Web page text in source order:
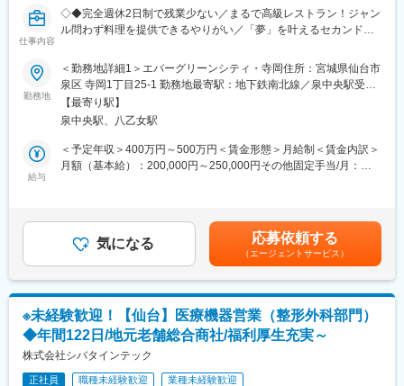
イエンス」の融合による独自のスタイルで新たなビジネスモデル
を確立し、広い視野を持って日本の医療の発展に貢献してきまし
スで皆さんの日常生活を支えています。
＜主な事業内容＞
・臨床検査事業
・食の安全サポート（食品分析の受託サービス、施設管理）
・ドーピング検査（WADAから国内唯一認定を受けている機
関） など
繁忙期と閑散期が明確に分かれているので、ワークライフバラン
スを両立しながらはたらくことが可能です。
『お客様のニーズを迅速かつ的確に捉え、精度の高い検査技術を
もって、みなさまに喜ばれ信頼される健診をお届けする』が我々
のモットーです。
【健康日本２１】の基本方針をふまえ、みなさまの健康づくりや
さま一人一人に目を向けた細やかなサービスをご提供いたしま
す。
変更の範囲：会社の定める業務
仕事内容
◇◆完全週休2日制で残業少ない／まるで高級レストラン！ジャン
ル問わず料理を提供できるやりがい／「夢」を叶えるセカンドラ
ち着いて働く～◆◇
■仕事の内容：
◇当社が経営する高級老人ホーム「エバーグリンシティ」のレス
トランにて調理師として勤務頂きます。
富裕層向けの高級老人ホームで、まるで高級レストランのような
環境でご活躍いただける方をお待ちしています。
ような食事体験を提供します。
給食・病院食については、栄養士が1週間ごとのメニュー作成を行
■組織体制：
調理スタッフは現在40歳前後の方が主力となっており、
若手からベテランまで幅広い年齢層の方が活躍しています。
中途入社でご入社された方も複数名在籍しています。
勤務地
＜勤務地詳細1＞エバーグリーンシティ・寺岡住所：宮城県仙台市
泉区 寺岡1丁目25-1 勤務地最寄駅：地下鉄南北線／泉中央駅受動
喫煙対策：屋内全面禁煙＜勤務地詳細2＞エバーグリーンシティ・
高森住所：宮城県仙台市泉区 高森2丁目1-47 勤務地最寄駅：地下
【最寄り駅】
泉中央駅、八乙女駅
給与
＜予定年収＞400万円～500万円＜賃金形態＞月給制＜賃金内訳＞
月額（基本給）：200,000円～250,000円その他固定手当/月：
でも目安の金額であり、選考を通じて上下する可能性がありま
す。月給(月額)は固定手当を含めた表記です。
気になる 応募依頼する
（エージェントサービス）
※未経験歓迎！【仙台】医療機器営業（整形外科部門）
◆年間122日/地元老舗総合商社/福利厚生充実～
株式会社シバタインテック
正社員 職種未経験歓迎 業種未経験歓迎